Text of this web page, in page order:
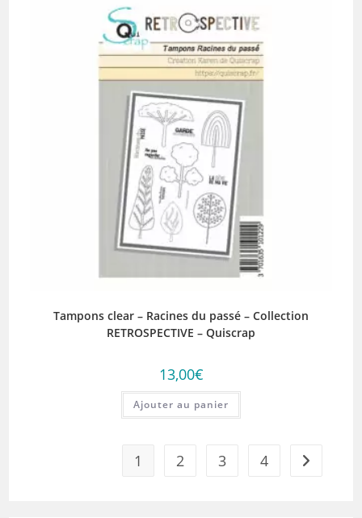
Tampons clear – Racines du passé – Collection
RETROSPECTIVE – Quiscrap
13,00€
Ajouter au panier
1 2 3 4